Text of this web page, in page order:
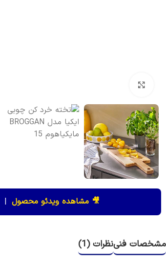
🎥 مشاهده ویدئو محصول |
مشخصات فنینظرات (1)